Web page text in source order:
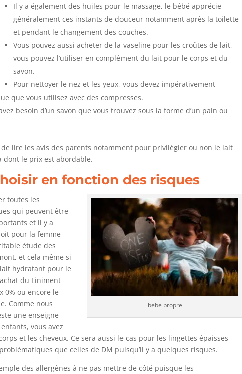
Il y a également des huiles pour le massage, le bébé apprécie
généralement ces instants de douceur notamment après la toilette
et pendant le changement des couches.
Vous pouvez aussi acheter de la vaseline pour les croûtes de lait,
vous pouvez l’utiliser en complément du lait pour le corps et du
savon.
Pour nettoyer le nez et les yeux, vous devez impérativement
que vous utilisez avec des compresses.
besoin d’un savon que vous trouvez sous la forme d’un pain ou
lire les avis des parents notamment pour privilégier ou non le lait
dont le prix est abordable.
en fonction des risques
bebe propre
toutes les
qui peuvent être
et il y a
pour la femme
étude des
et cela même si
hydratant pour le
du Liniment
0% ou encore le
Comme nous
une enseigne
vous avez
et les cheveux. Ce sera aussi le cas pour les lingettes épaisses
que celles de DM puisqu’il y a quelques risques.
des allergènes à ne pas mettre de côté puisque les